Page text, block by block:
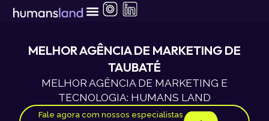
para
conteúdoMELHOR AGÊNCIA DE MARKETING DE
TAUBATÉ
MELHOR AGÊNCIA DE MARKETING E
TECNOLOGIA: HUMANS LAND
Fale agora com nossos especialistas